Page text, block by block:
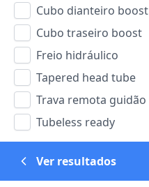
Cubo dianteiro boost
Cubo traseiro boost
Freio hidráulico
Tapered head tube
Trava remota guidão
Tubeless ready
Ver resultados